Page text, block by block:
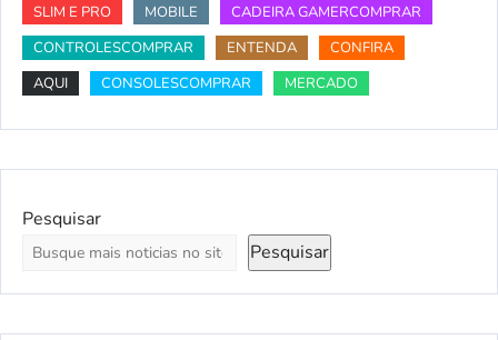
SLIM E PRO
MOBILE
CADEIRA GAMERCOMPRAR
CONTROLESCOMPRAR
ENTENDA
CONFIRA
AQUI
CONSOLESCOMPRAR MERCADO
Pesquisar
Pesquisar